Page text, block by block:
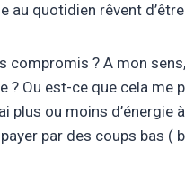
au quotidien rêvent
? A mon
? Ou est-ce que cela me
plus ou moins
par des coups bas (